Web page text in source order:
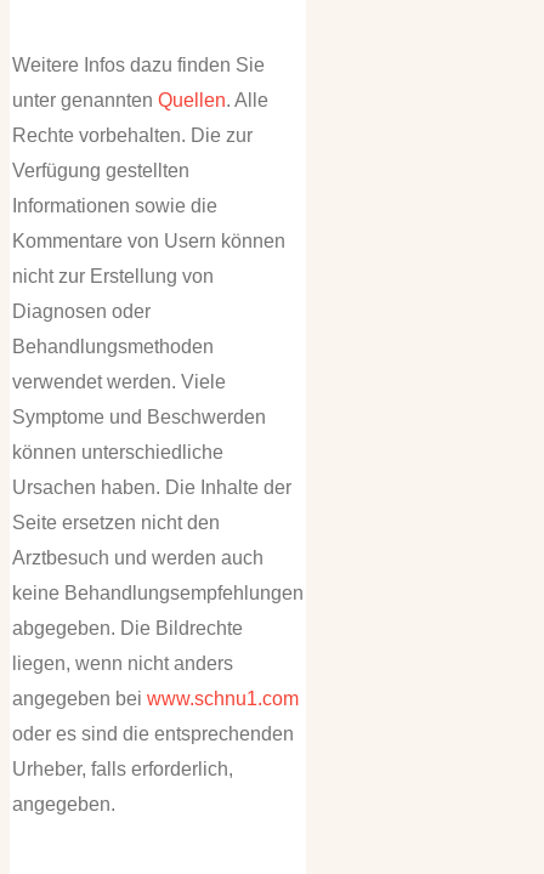
Weitere Infos dazu finden Sie
unter genannten Quellen. Alle
Rechte vorbehalten. Die zur
Verfügung gestellten
Informationen sowie die
Kommentare von Usern können
nicht zur Erstellung von
Diagnosen oder
Behandlungsmethoden
verwendet werden. Viele
Symptome und Beschwerden
können unterschiedliche
Ursachen haben. Die Inhalte der
Seite ersetzen nicht den
Arztbesuch und werden auch
keine Behandlungsempfehlungen
abgegeben. Die Bildrechte
liegen, wenn nicht anders
angegeben bei www.schnu1.com
oder es sind die entsprechenden
Urheber, falls erforderlich,
angegeben.